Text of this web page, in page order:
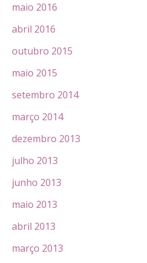
maio 2016
abril 2016
outubro 2015
maio 2015
setembro 2014
março 2014
dezembro 2013
julho 2013
junho 2013
maio 2013
abril 2013
março 2013